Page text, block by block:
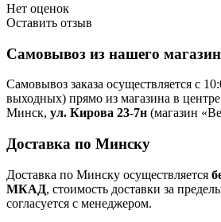
Нет оценок
Оставить отзыв
Самовывоз из нашего
Самовывоз заказа осуществляется с
выходных) прямо из магазина в центре
Минск, ул. Кирова 23-7н (магазин
Доставка по Минску
Доставка по Минску осуществляется
МКАД, стоимость доставки за
согласуется с менеджером.